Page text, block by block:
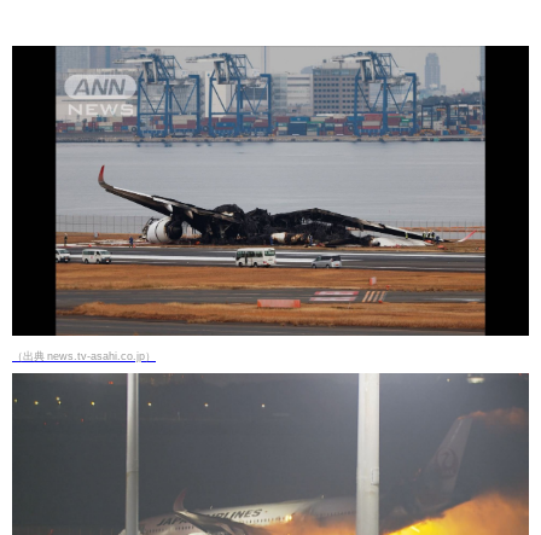
（出典 news.tv-asahi.co.jp）